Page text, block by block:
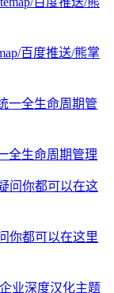
百度推送/熊掌
全生命周期管理
你都可以在这里